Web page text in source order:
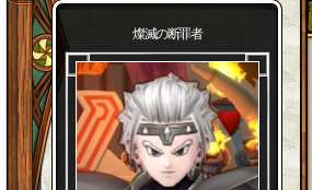
燦滅の断罪者